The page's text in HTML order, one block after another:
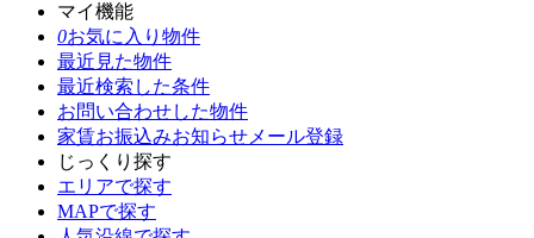
マイ機能
0お気に入り物件
最近見た物件
最近検索した条件
お問い合わせした物件
家賃お振込みお知らせメール登録
じっくり探す
エリアで探す
MAPで探す